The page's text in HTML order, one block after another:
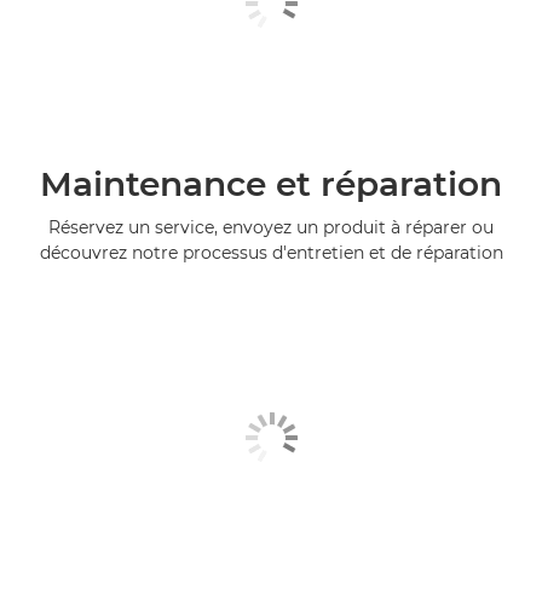
Maintenance et réparation
Réservez un service, envoyez un produit à réparer ou
découvrez notre processus d'entretien et de réparation